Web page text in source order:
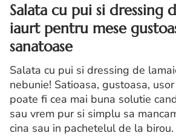
Salata cu pui si dressing
iaurt pentru mese
sanatoase
Salata cu pui si dressing de
nebunie! Satioasa, gustoasa,
poate fi cea mai buna solutie
sau vrem pur si simplu sa
cina sau in pachetelul de la birou.